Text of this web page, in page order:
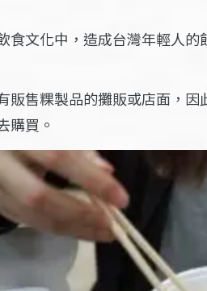
食文化中，造成台灣年輕人
販售粿製品的攤販或店面，
購買。